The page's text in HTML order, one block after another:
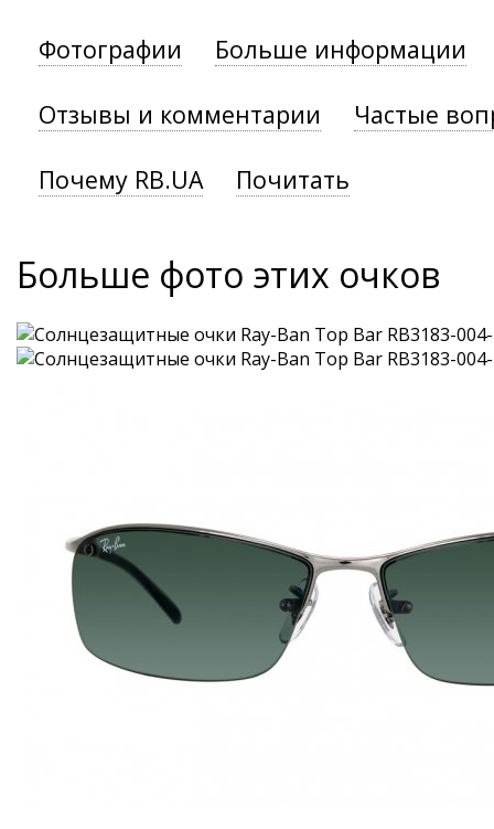
Фотографии Больше информации
Отзывы и комментарии Частые
Почему RB.UA Почитать
Больше фото этих очков